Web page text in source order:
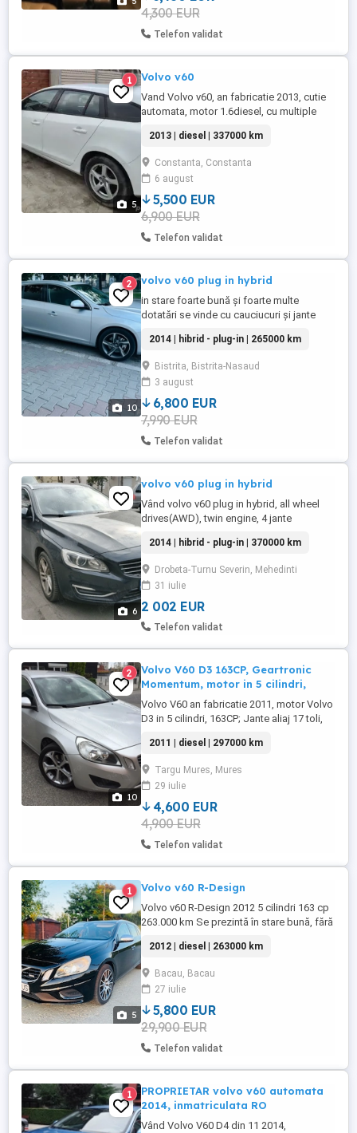
4,300 EUR
Telefon validat
5
1 Volvo v60
Vand Volvo v60, an fabricatie 2013, cutie
automata, motor 1.6diesel, cu multiple
2013 | diesel | 337000 km
Constanta, Constanta
6 august
5,500 EUR
6,900 EUR
Telefon validat
10
2 volvo v60 plug in hybrid
in stare foarte bună și foarte multe
dotatări se vinde cu cauciucuri și jante
întrebare km în urcare pe partea dreaptă a
fost atinsă se vede doar în filmare
2014 | hibrid - plug-in | 265000 km
Bistrita, Bistrita-Nasaud
3 august
6,800 EUR
7,990 EUR
Telefon validat
6
volvo v60 plug in hybrid
Vând volvo v60 plug in hybrid, all wheel
drives(AWD), twin engine, 4 jante
Inmatriculata Romania noiembrie 2025
RAR + ITP efectuate pe 16 septembrie
2025 Revizie completă (ulei + filtre) făcută
la sfârșitul lunii februarie 2026 la
reprezentanta Volvo, schimbat ...
2014 | hibrid - plug-in | 370000 km
Drobeta-Turnu Severin, Mehedinti
31 iulie
2 002 EUR
Telefon validat
10
2
Volvo V60 D3 163CP, Geartronic
Momentum, motor in 5 cilindri,
Volvo V60 an fabricatie 2011, motor Volvo
D3 in 5 cilindri, 163CP; Jante aliaj 17 toli,
piele Cotiera fata si spate Sistem audio
CD MP3, cu Bluetooth Volan piele
multifunctional cu comenzi Senzori
parcare spate Sistem franare automata
City Safety
2011 | diesel | 297000 km
Targu Mures, Mures
29 iulie
4,600 EUR
4,900 EUR
Telefon validat
5
1 Volvo v60 R-Design
Volvo v60 R-Design 2012 5 cilindri 163 cp
263.000 km Se prezintă în stare bună, fără
efectuate recent plus alte piese. Model R-
Design -Xenon cu funcție spălare faruri -
Senzori de parcare spate -Frânare
automată de urgență (City Safety) - Pornire
la buton - 2 ...
2012 | diesel | 263000 km
Bacau, Bacau
27 iulie
5,800 EUR
29,900 EUR
Telefon validat
1
PROPRIETAR volvo v60 automata
2014, inmatriculata RO
Vând Volvo V60 D4 din 11 2014,